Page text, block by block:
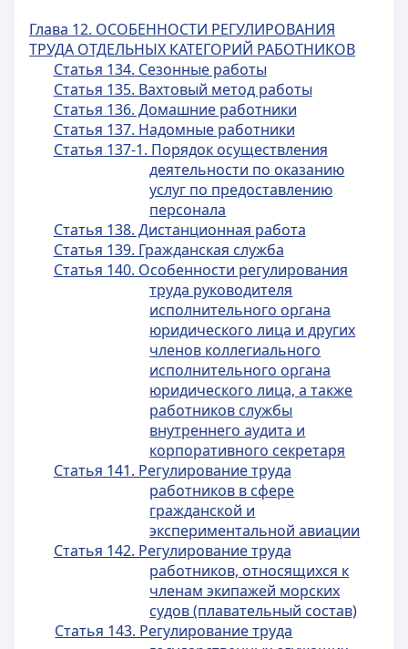
Глава 12. ОСОБЕННОСТИ РЕГУЛИРОВАНИЯ
ТРУДА ОТДЕЛЬНЫХ КАТЕГОРИЙ РАБОТНИКОВ
Статья 134. Сезонные работы
Статья 135. Вахтовый метод работы
Статья 136. Домашние работники
Статья 137. Надомные работники
Статья 137-1. Порядок осуществления
деятельности по оказанию
услуг по предоставлению
персонала
Статья 138. Дистанционная работа
Статья 139. Гражданская служба
Статья 140. Особенности регулирования
труда руководителя
исполнительного органа
юридического лица и других
членов коллегиального
исполнительного органа
юридического лица, а также
работников службы
внутреннего аудита и
корпоративного секретаря
Статья 141. Регулирование труда
работников в сфере
гражданской и
экспериментальной авиации
Статья 142. Регулирование труда
работников, относящихся к
членам экипажей морских
судов (плавательный состав)
Статья 143. Регулирование труда